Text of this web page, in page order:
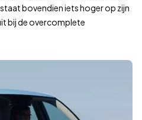
bovendien iets hoger op zijn
bij de overcomplete